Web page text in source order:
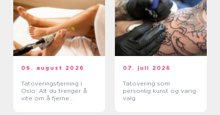
06. august 2026
Tatoveringsfjerning i
Oslo: Alt du trenger å
vite om å fjerne
07. juli 2026
Tatovering som
personlig kunst og varig
valg